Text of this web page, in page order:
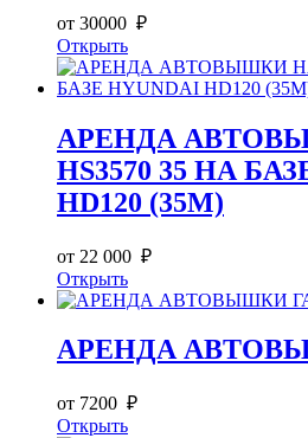
от 30000 ₽
Открыть
АРЕНДА
HS3570 35 НА
HD120 (35М)
от 22 000 ₽
Открыть
АРЕНДА
от 7200 ₽
Открыть